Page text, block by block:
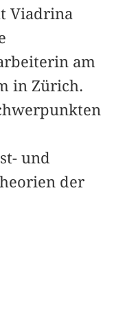
Viadrina
am
in Zürich.
und
der